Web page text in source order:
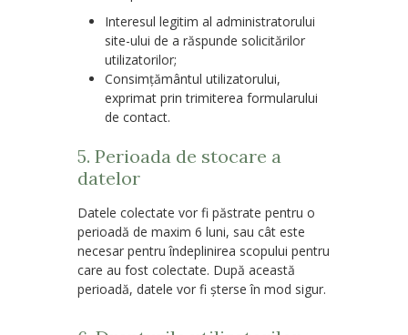
Interesul legitim al administratorului
site-ului de a răspunde solicitărilor
utilizatorilor;
Consimțământul utilizatorului,
exprimat prin trimiterea formularului
de contact.
5. Perioada de stocare a
datelor
Datele colectate vor fi păstrate pentru o
perioadă de maxim 6 luni, sau cât este
necesar pentru îndeplinirea scopului pentru
care au fost colectate. După această
perioadă, datele vor fi șterse în mod sigur.